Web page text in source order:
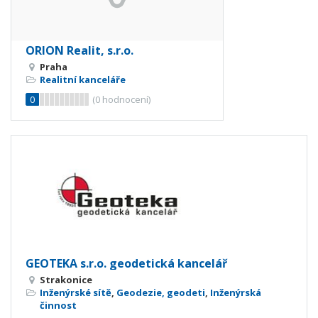
ORION Realit, s.r.o.
Praha
Realitní kanceláře
0
(0 hodnocení)
GEOTEKA s.r.o. geodetická kancelář
Strakonice
Inženýrské sítě, Geodezie, geodeti, Inženýrská
činnost